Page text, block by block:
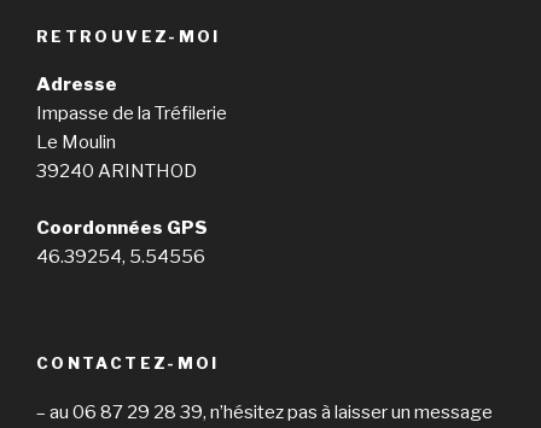
RETROUVEZ-MOI
Adresse
Impasse de la Tréfilerie
Le Moulin
39240 ARINTHOD
Coordonnées GPS
46.39254, 5.54556
CONTACTEZ-MOI
– au 06 87 29 28 39, n’hésitez pas à laisser un message